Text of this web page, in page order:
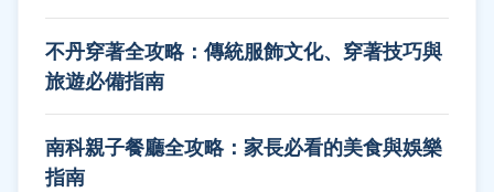
不丹穿著全攻略：傳統服飾文化、穿著技巧與
旅遊必備指南
南科親子餐廳全攻略：家長必看的美食與娛樂
指南